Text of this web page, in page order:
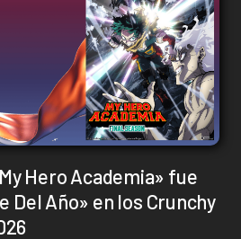
Hero Academia» fue
Del Año» en los Crunchy